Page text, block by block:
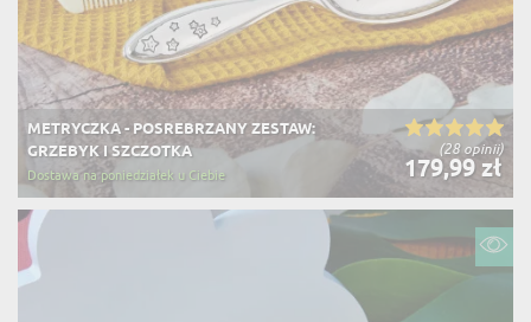
(28 opinii)
METRYCZKA - POSREBRZANY ZESTAW:
GRZEBYK I SZCZOTKA
179,99 zł
Dostawa na poniedziałek u Ciebie